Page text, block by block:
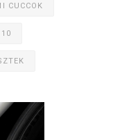
CUCCOK